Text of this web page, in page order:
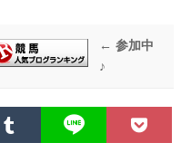
← 参加中
♪